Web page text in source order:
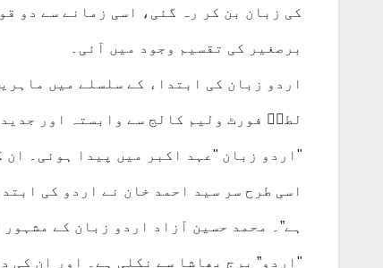
برصغیر کی تقسیم وجود میں آئی۔
اردو زبان کی ابتداء کے سلسلے میں
لطفؔ فورٹ ولیم کالج سے وابستہ اور
"اردو زبان "عہد اکبر میں پیدا ہوئی۔ ان
اسی طرح سر سید احمد خان نے اردو کی
ہے”۔ محمد حسین آزاد اردو زبان کے
"اردو” برج بھاشا سے نکلی ہے۔ اور ان کی